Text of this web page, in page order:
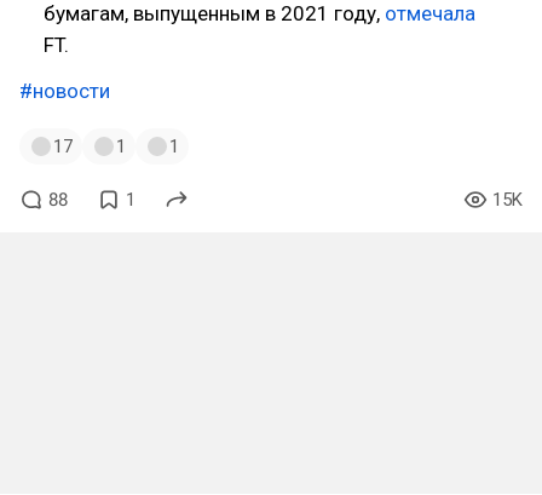
бумагам, выпущенным в 2021 году, отмечала
FT.
#новости
17 1 1
88 1 15K